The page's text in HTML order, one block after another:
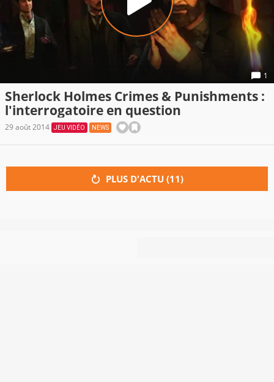
1
Sherlock Holmes Crimes & Punishments :
l'interrogatoire en question
29 août 2014 JEU VIDÉO NEWS
PLUS D'ACTU (11)